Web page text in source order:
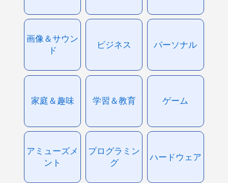
画像＆サウン
ド
ビジネス パーソナル
家庭＆趣味 学習＆教育 ゲーム
アミューズメ
ント
プログラミン
グ
ハードウェア